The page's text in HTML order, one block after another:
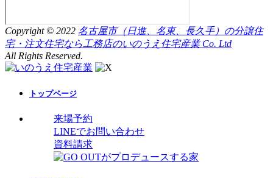
Copyright © 2022 名古屋市（日進、名東、長久手）の分譲住
宅・注文住宅なら工務店のいのうえ住宅産業 Co. Ltd
All Rights Reserved.
トップページ
来場予約
LINEでお問い合わせ
資料請求